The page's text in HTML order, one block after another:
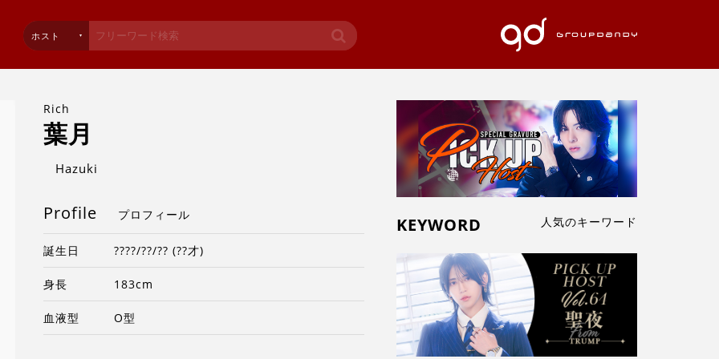
ホスト
KEYWORD 人気のキーワード
Rich
葉月
Hazuki
Profile プロフィール
誕生日 ????/??/?? (??才)
身長 183cm
血液型 O型